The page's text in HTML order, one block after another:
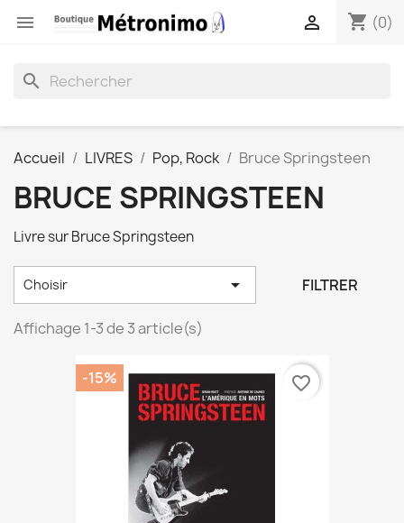
 shopping_cart (0)

search
Accueil LIVRES Pop, Rock Bruce Springsteen
BRUCE SPRINGSTEEN
Livre sur Bruce Springsteen
Choisir  FILTRER
Affichage 1-3 de 3 article(s)
-15% favorite_border